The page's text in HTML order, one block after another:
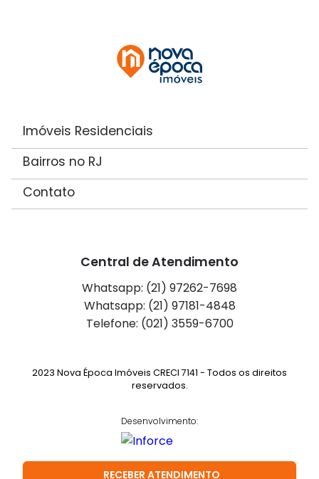
RECEBER ATENDIMENTO
Imóveis Residenciais
Bairros no RJ
Contato
Central de Atendimento
Whatsapp: (21) 97262-7698
Whatsapp: (21) 97181-4848
Telefone: (021) 3559-6700
2023 Nova Época Imóveis CRECI 7141 - Todos os direitos
reservados.
Desenvolvimento: